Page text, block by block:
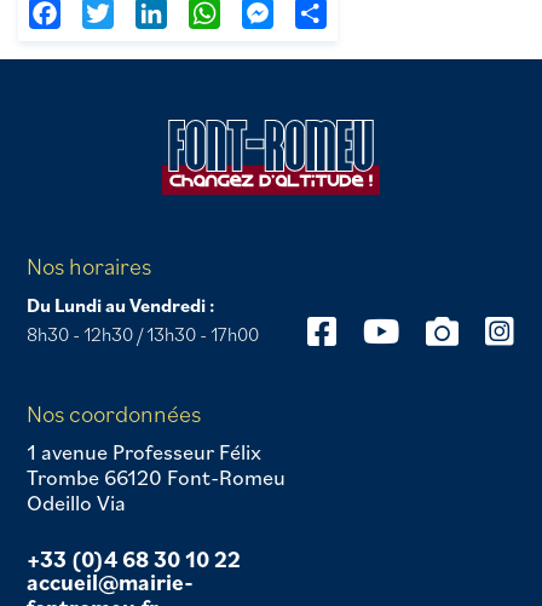
FacebookTwitter LinkedIn WhatsAppMessenger
Nos horaires
Du Lundi au Vendredi :
8h30 - 12h30 / 13h30 - 17h00
Nos coordonnées
1 avenue Professeur Félix
Trombe 66120 Font-Romeu
Odeillo Via
+33 (0)4 68 30 10 22
accueil@mairie-